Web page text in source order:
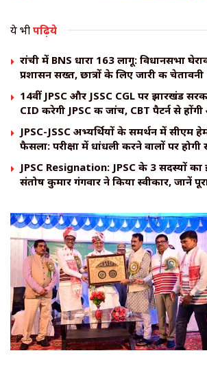
ये भीपढ़िये
रांची में BNS धारा 163 लागू: विधानसभा
प्रशासन सख्त, छात्रों के लिए जारी की चेतावनी
14वीं JPSC और JSSC CGL पर झारखंड
CID करेगी JPSC की जांच, CBT पैटर्न से होंगी
JPSC-JSSC अभ्यर्थियों के समर्थन में सीएम
फैसला: परीक्षा में धांधली करने वालों पर होगी
JPSC Resignation: JPSC के 3 सदस्यों का
संतोष कुमार गंगवार ने किया स्वीकार, जानें